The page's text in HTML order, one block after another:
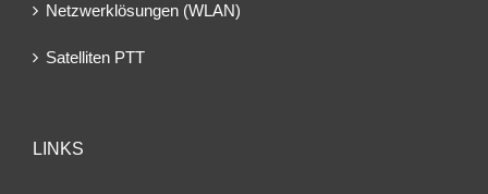
Netzwerklösungen (WLAN)
Satelliten PTT
LINKS